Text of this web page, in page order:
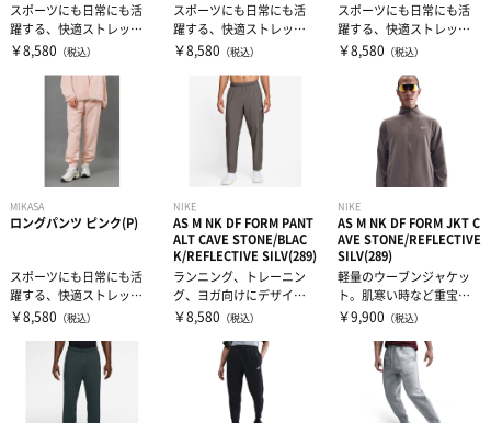
スポーツにも日常にも活
躍する、快適ストレッチ
ロングパンツ機能性スト
￥8,580 （税込）
スポーツにも日常にも活
躍する、快適ストレッチ
ロングパンツ機能性スト
￥8,580 （税込）
スポーツにも日常にも活
躍する、快適ストレッチ
ロングパンツ機能性スト
￥8,580 （税込）
MIKASA
ロングパンツ ピンク(P)
スポーツにも日常にも活
躍する、快適ストレッチ
ロングパンツ機能性スト
￥8,580 （税込）
NIKE
AS M NK DF FORM PANT
ALT CAVE STONE/BLAC
K/REFLECTIVE SILV(289)
ランニング、トレーニン
グ、ヨガ向けにデザイン
されたFormコレクション
￥8,580 （税込）
NIKE
AS M NK DF FORM JKT C
AVE STONE/REFLECTIVE
SILV(289)
軽量のウーブンジャケッ
ト。肌寒い時など重宝し
ます。
￥9,900 （税込）